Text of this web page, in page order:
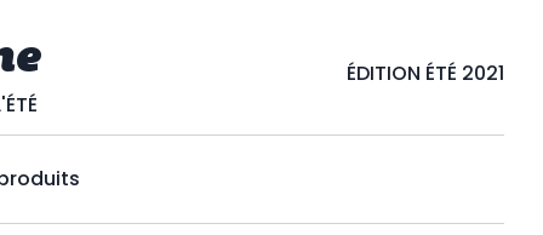
ÉDITION ÉTÉ 2021